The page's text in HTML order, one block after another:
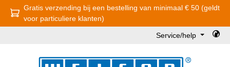
Ga naar de hoofdinhoud
Gratis verzending bij een bestelling van minimaal € 50 (geldt
voor particuliere klanten)
Service/help